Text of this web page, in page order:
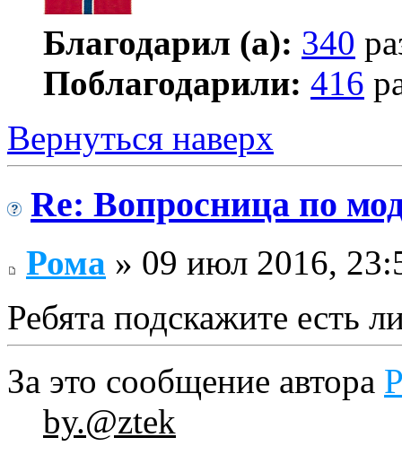
Благодарил (а): 340
Поблагодарили: 416
Вернуться наверх
Re: Вопросница по
Рома » 09 июл 2016,
Ребята подскажите есть
За это сообщение автора
by.@ztek